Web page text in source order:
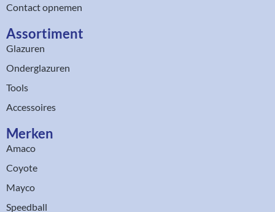
Contact opnemen
Assortiment​
Glazuren
Onderglazuren
Tools
Accessoires
Merken
Amaco
Coyote
Mayco
Speedball